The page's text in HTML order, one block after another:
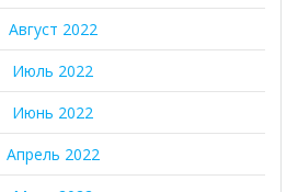
Август 2022
Июль 2022
Июнь 2022
Апрель 2022